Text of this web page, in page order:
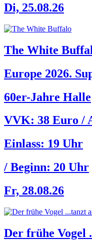
Di, 25.08.26
The White
Europe 2026.
60er-Jahre Halle
VVK: 38 Euro /
Einlass: 19 Uhr
/ Beginn: 20 Uhr
Fr, 28.08.26
Der frühe Vogel